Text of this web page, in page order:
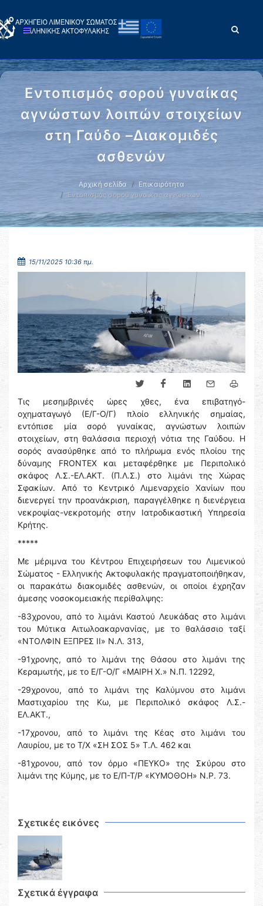
Εντοπισμός σορού γυναίκας
αγνώστων λοιπών στοιχείων
στη Γαύδο –Διακομιδές
ασθενών
Αρχική σελίδα
Επικαιρότητα
Εντοπισμός σορού γυναίκας αγνώστων …
15/11/2025 10:36 πμ.
Τις μεσημβρινές ώρες χθες, ένα επιβατηγό-
οχηματαγωγό (Ε/Γ-Ο/Γ) πλοίο ελληνικής σημαίας,
εντόπισε μία σορό γυναίκας, αγνώστων λοιπών
στοιχείων, στη θαλάσσια περιοχή νότια της Γαύδου. Η
σορός ανασύρθηκε από το πλήρωμα ενός πλοίου της
δύναμης FRONTEX και μεταφέρθηκε με Περιπολικό
σκάφος Λ.Σ.-ΕΛ.ΑΚΤ. (Π.Λ.Σ.) στο λιμάνι της Χώρας
Σφακίων. Από το Κεντρικό Λιμεναρχείο Χανίων που
διενεργεί την προανάκριση, παραγγέλθηκε η διενέργεια
νεκροψίας-νεκροτομής στην Ιατροδικαστική Υπηρεσία
Κρήτης.
*****
Με μέριμνα του Κέντρου Επιχειρήσεων του Λιμενικού
Σώματος - Ελληνικής Ακτοφυλακής πραγματοποιήθηκαν,
οι παρακάτω διακομιδές ασθενών, οι οποίοι έχρηζαν
άμεσης νοσοκομειακής περίθαλψης:
-83χρονου, από το λιμάνι Καστού Λευκάδας στο λιμάνι
του Μύτικα Αιτωλοακαρνανίας, με το θαλάσσιο ταξί
«ΝΤΟΛΦΙΝ ΕΞΠΡΕΣ ΙΙ» Ν.Λ. 313,
-91χρονης, από το λιμάνι της Θάσου στο λιμάνι της
Κεραμωτής, με το Ε/Γ-Ο/Γ «ΜΑΙΡΗ Χ.» Ν.Π. 12292,
-29χρονου, από το λιμάνι της Καλύμνου στο λιμάνι
Μαστιχαρίου της Κω, με Περιπολικό σκάφος Λ.Σ.-
ΕΛ.ΑΚΤ.,
-17χρονου, από το λιμάνι της Κέας στο λιμάνι του
Λαυρίου, με το Τ/Χ «ΣΗ ΣΟΣ 5» Τ.Λ. 462 και
-81χρονου, από τον όρμο «ΠΕΥΚΟ» της Σκύρου στο
λιμάνι της Κύμης, με το Ε/Π-Τ/Ρ «ΚΥΜΟΘΟΗ» Ν.Ρ. 73.
Σχετικές εικόνες
Σχετικά έγγραφα